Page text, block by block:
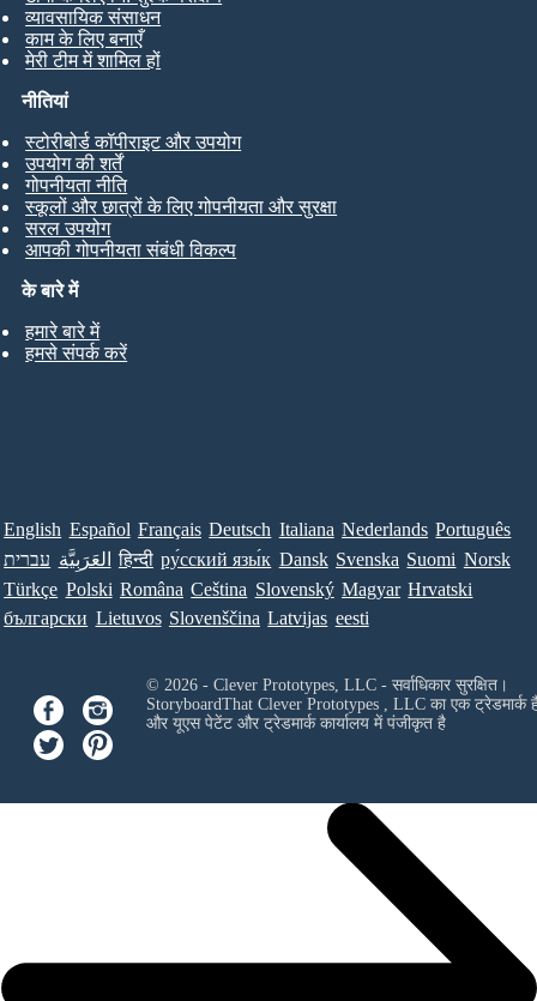
व्यावसायिक संसाधन
काम के लिए बनाएँ
मेरी टीम में शामिल हों
के बारे में
हमारे बारे में
हमसे संपर्क करें
नीतियां
स्टोरीबोर्ड कॉपीराइट और उपयोग
उपयोग की शर्तें
गोपनीयता नीति
स्कूलों और छात्रों के लिए गोपनीयता और सुरक्षा
सरल उपयोग
आपकी गोपनीयता संबंधी विकल्प
English Español Français Deutsch Italiana Nederlands Português
עברית العَرَبِيَّة हिन्दी ру́сский язы́к Dansk Svenska Suomi Norsk
Türkçe Polski Româna Ceština Slovenský Magyar Hrvatski
български Lietuvos Slovenščina Latvijas eesti
© 2026 - Clever Prototypes, LLC - सर्वाधिकार सुरक्षित।
StoryboardThat Clever Prototypes , LLCका एक ट्रेडमार्क
और यूएस पेटेंट और ट्रेडमार्क कार्यालय में पंजीकृत है